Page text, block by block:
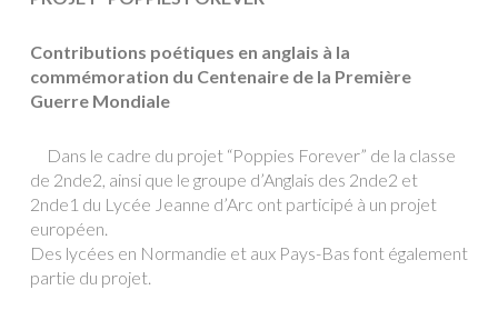
Contributions poétiques en anglais à la
commémoration du Centenaire de la Première
Guerre Mondiale
Dans le cadre du projet “Poppies Forever” de la classe
de 2nde2, ainsi que le groupe d’Anglais des 2nde2 et
2nde1 du Lycée Jeanne d’Arc ont participé à un projet
européen.
Des lycées en Normandie et aux Pays-Bas font également
partie du projet.